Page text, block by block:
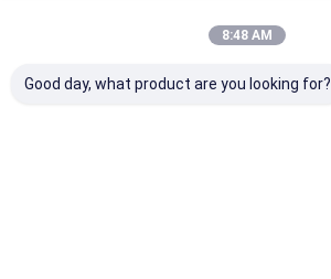
8:48 AM
Good day, what product are you looking for?